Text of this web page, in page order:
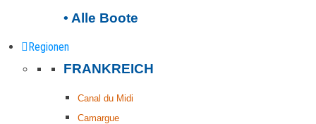
• Alle Boote
Regionen
FRANKREICH
Canal du Midi
Camargue